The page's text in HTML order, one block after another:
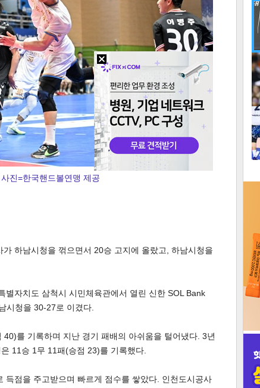
라이프 포토
url 복
진=한국핸드볼연맹 제공
하남시청을 꺾으면서 20승 고지에 올랐고, 하남시청을
별자치도 삼척시 시민체육관에서 열린 신한 SOL Bank
시청을 30-27로 이겼다.
를 기록하며 지난 경기 패배의 아쉬움을 털어냈다. 3년
11승 1무 11패(승점 23)를 기록했다.
득점을 주고받으며 빠르게 점수를 쌓았다. 인천도시공사
연예
2